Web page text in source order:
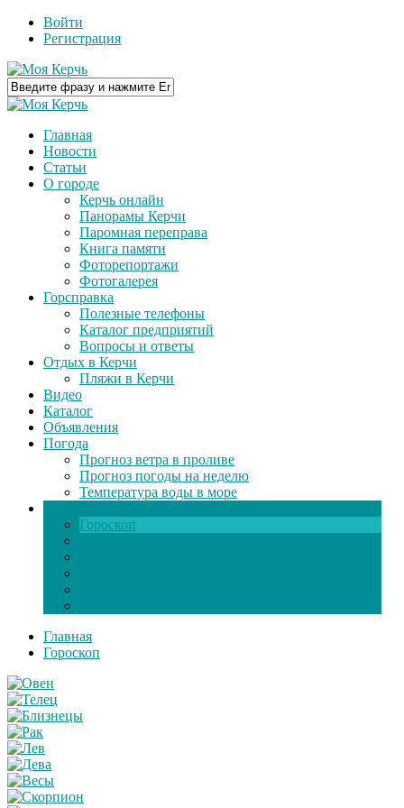
Войти
Регистрация
Главная
Новости
Статьи
О городе
Керчь онлайн
Панорамы Керчи
Паромная переправа
Книга памяти
Фоторепортажи
Фотогалерея
Горсправка
Полезные телефоны
Каталог предприятий
Вопросы и ответы
Отдых в Керчи
Пляжи в Керчи
Видео
Каталог
Объявления
Погода
Прогноз ветра в проливе
Прогноз погоды на неделю
Температура воды в море
Гороскоп
Главная
Гороскоп